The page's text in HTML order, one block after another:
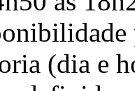
(dia e